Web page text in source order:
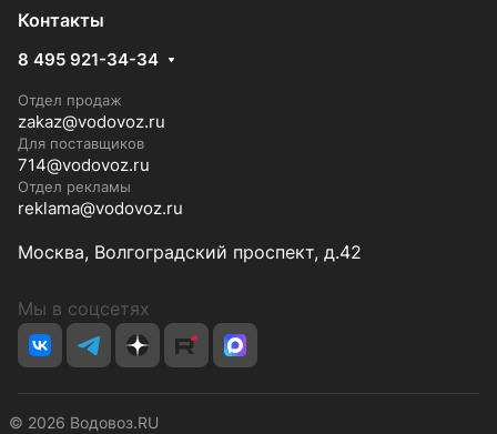
Контакты
8 495 921-34-34
Отдел продаж
zakaz@vodovoz.ru
Для поставщиков
714@vodovoz.ru
Отдел рекламы
reklama@vodovoz.ru
Москва, Волгоградский проспект, д.42
Мы в соцсетях
© 2026 Водовоз.RU